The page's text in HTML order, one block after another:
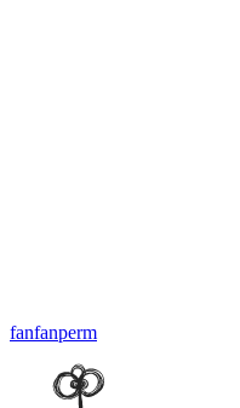
fanfanperm